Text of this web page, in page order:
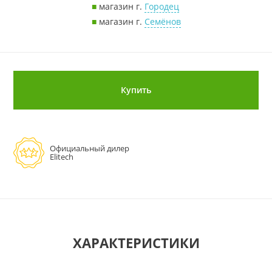
■магазин г. Городец
■магазин г. Семёнов
Купить
Официальный дилер
Elitech
ХАРАКТЕРИСТИКИ